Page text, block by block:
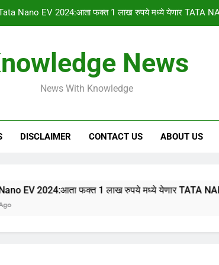
Nano EV 2024:आता फक्त 1 लाख रुपये मध्ये येणार TATA
gharkul yojana 2024:आपल्या गावची 2023-2024 ची
HSC & SSC Result: 10 वी 12 वी चा निकाल
PM किसान
News
News With Knowledge
DISCLAIMER CONTACT US ABOUT US
फक्त 1 लाख रुपये मध्ये येणार TATA NANO इलेक्ट्रिक